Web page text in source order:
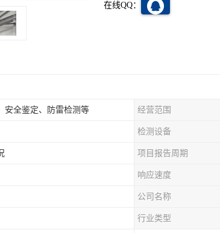
在线QQ：
安全鉴定、防雷检测等 经营范围
检测设备
项目报告周期
响应速度
公司名称
行业类型